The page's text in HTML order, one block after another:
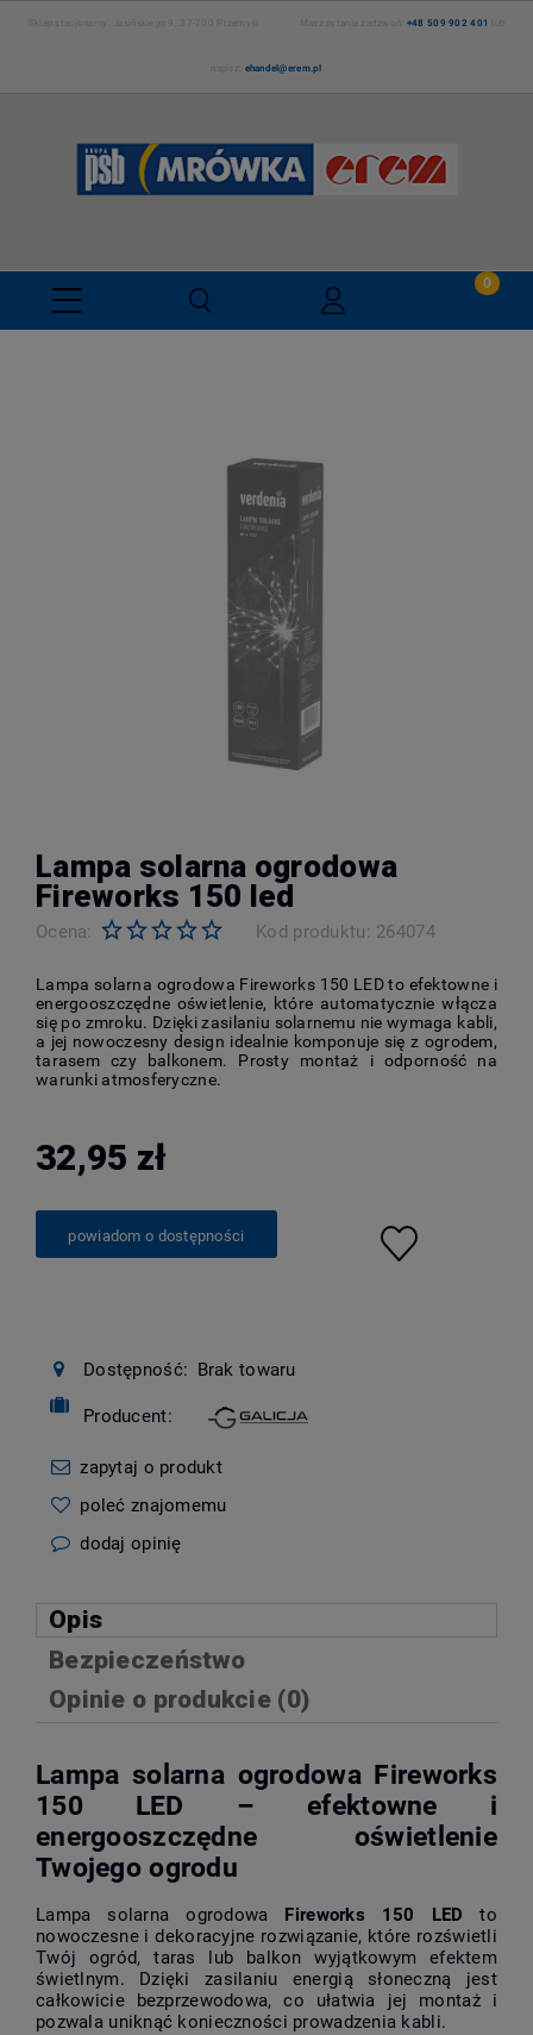
Sklep stacjonarny: Jasińskiego 9, 37-700 Przemyśl Masz pytania zadzwoń: +48 509 902 401
ehandel@erem.pl
Lampa solarna ogrodowa
Fireworks 150 led
Ocena: Kod produktu: 264074
Lampa solarna ogrodowa Fireworks 150 LED to efektowne i
energooszczędne oświetlenie, które automatycznie włącza
się po zmroku. Dzięki zasilaniu solarnemu nie wymaga kabli,
a jej nowoczesny design idealnie komponuje się z ogrodem,
tarasem czy balkonem. Prosty montaż i odporność na
warunki atmosferyczne.
32,95 zł
powiadom o dostępności
Dostępność: Brak towaru
Producent:
zapytaj o produkt
poleć znajomemu
dodaj opinię
Opis
Bezpieczeństwo
Opinie o produkcie (0)
Lampa solarna ogrodowa Fireworks
150 LED – efektowne i
energooszczędne oświetlenie
Twojego ogrodu
Lampa solarna ogrodowa Fireworks 150 LED to
nowoczesne i dekoracyjne rozwiązanie, które rozświetli
Twój ogród, taras lub balkon wyjątkowym efektem
świetlnym. Dzięki zasilaniu energią słoneczną jest
całkowicie bezprzewodowa, co ułatwia jej montaż i
pozwala uniknąć konieczności prowadzenia kabli.